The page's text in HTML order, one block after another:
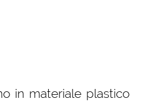
in materiale plastico